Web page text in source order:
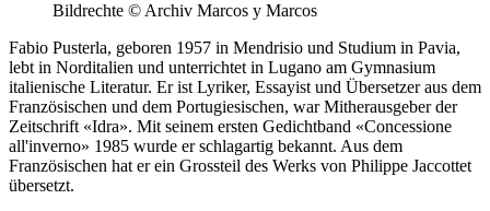
Bildrechte © Archiv Marcos y Marcos
Fabio Pusterla, geboren 1957 in Mendrisio und Studium in Pavia,
lebt in Norditalien und unterrichtet in Lugano am Gymnasium
italienische Literatur. Er ist Lyriker, Essayist und Übersetzer aus dem
Französischen und dem Portugiesischen, war Mitherausgeber der
Zeitschrift «Idra». Mit seinem ersten Gedichtband «Concessione
all'inverno» 1985 wurde er schlagartig bekannt. Aus dem
Französischen hat er ein Grossteil des Werks von Philippe Jaccottet
übersetzt.